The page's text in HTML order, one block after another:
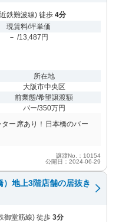
鉄難波線) 徒歩 4分
現賃料/坪単価
－ /13,487円
所在地
大阪市中央区
前業態/希望譲渡額
バー/350万円
ー席あり！日本橋のバー
譲渡No.：10154
公開日：2024-06-29
地上3階店舗の居抜き
御堂筋線) 徒歩 3分